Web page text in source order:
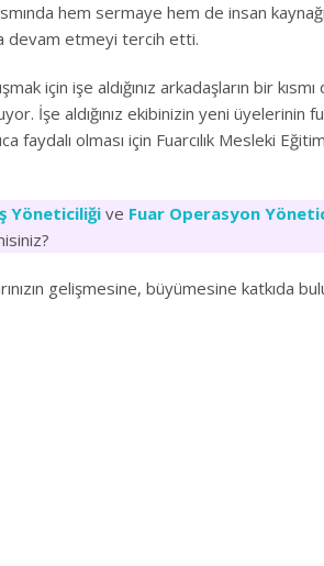
hem sermaye hem de insan
devam etmeyi tercih etti.
için işe aldığınız arkadaşların bir kısmı
İşe aldığınız ekibinizin yeni üyelerinin
faydalı olması için Fuarcılık Mesleki
Yöneticiliğive Fuar Operasyon
gelişmesine, büyümesine katkıda